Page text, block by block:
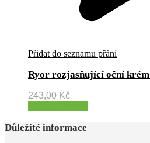
Přidat do seznamu přání
Ryor rozjasňující oční
243,00 Kč
Důležité informace